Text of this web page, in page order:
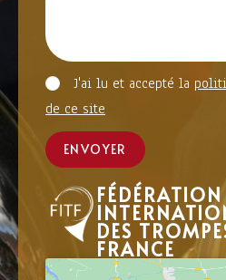
J'ai lu et accepté la
de ce site
ENVOYER
FÉDÉRATION
DES
FRANCE